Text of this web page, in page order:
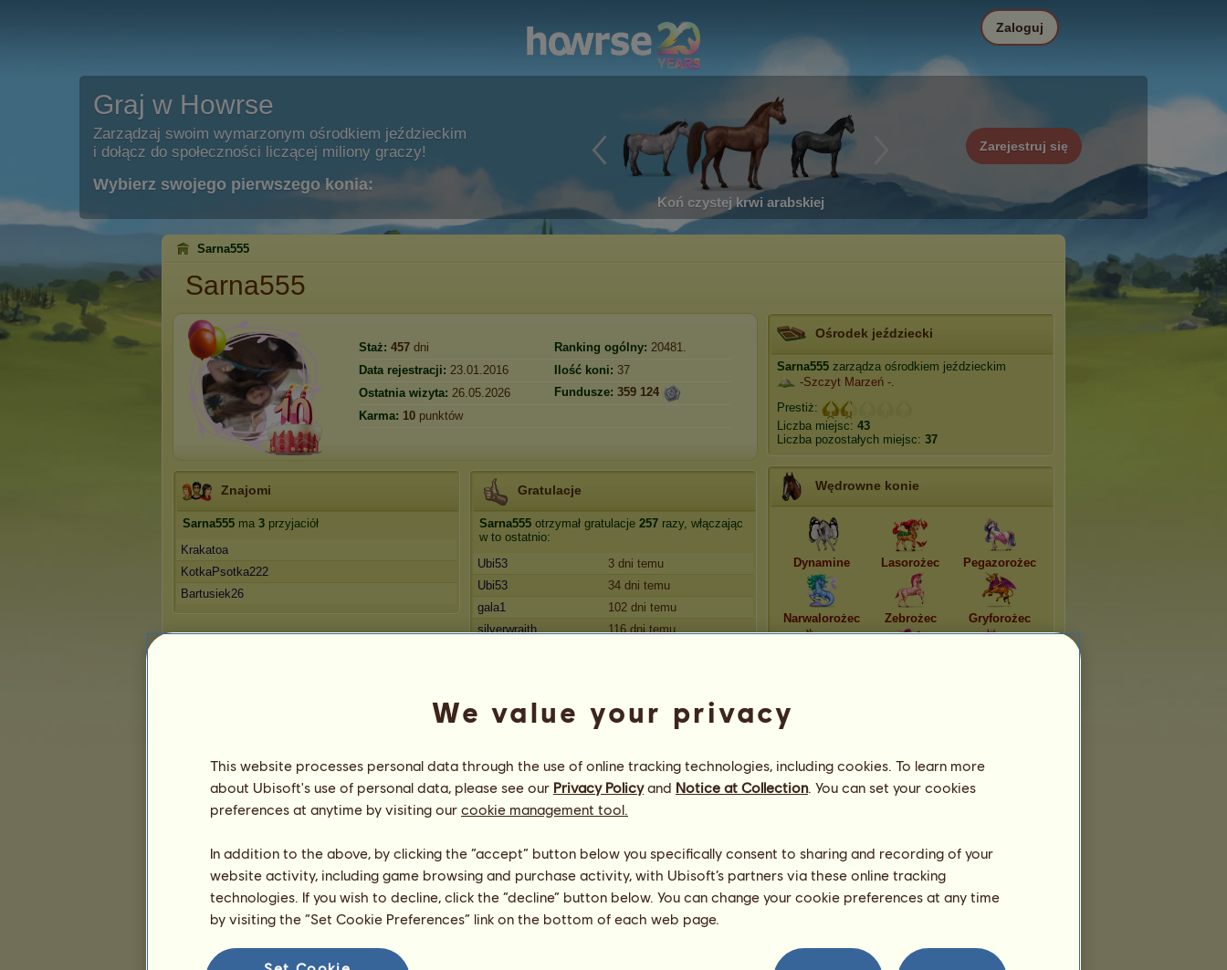
Graj w Howrse
Zarządzaj swoim wymarzonym ośrodkiem jeździeckim
i dołącz do społeczności liczącej miliony graczy!
Wybierz swojego pierwszego konia:
Koń czystej krwi arabskiej
Zarejestruj się
Zaloguj
Sarna555
Sarna555
Staż: 457 dni Ranking ogólny: 20481.
Data rejestracji: 23.01.2016 Ilość koni: 37
Ostatnia wizyta: 26.05.2026 Fundusze: 359 124
Karma: 10 punktów
Znajomi
Sarna555 ma 3 przyjaciół
Krakatoa
KotkaPsotka222
Bartusiek26
Gratulacje
Sarna555 otrzymał gratulacje 257 razy, włączając
w to ostatnio:
Ubi53
3 dni temu
Ubi53
34 dni temu
gala1
102 dni temu
silverwraith
116 dni temu
0 2 9 41
Prezentacja
Ośrodek jeździecki
Sarna555 zarządza ośrodkiem jeździeckim
-Szczyt Marzeń -.
Prestiż:
Liczba miejsc: 43
Liczba pozostałych miejsc: 37
Wędrowne konie
Dynamine Lasorożec Pegazorożec
Narwalorożec Zebrożec Gryforożec
We value your privacy
This website processes personal data through the use of online tracking technologies, including cookies. To learn more
about Ubisoft's use of personal data, please see our Privacy Policyand Notice at Collection. You can set your cookies
preferences at anytime by visiting our cookie management tool.
In addition to the above, by clicking the “accept” button below you specifically consent to sharing and recording of your
website activity, including game browsing and purchase activity, with Ubisoft’s partners via these online tracking
technologies. If you wish to decline, click the “decline” button below. You can change your cookie preferences at any time
by visiting the “Set Cookie Preferences” link on the bottom of each web page.